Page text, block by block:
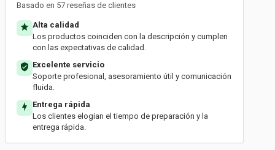
Basado en 57 reseñas de clientes
Alta calidad
Los productos coinciden con la descripción y cumplen
con las expectativas de calidad.
Excelente servicio
Soporte profesional, asesoramiento útil y comunicación
fluida.
Entrega rápida
Los clientes elogian el tiempo de preparación y la
entrega rápida.